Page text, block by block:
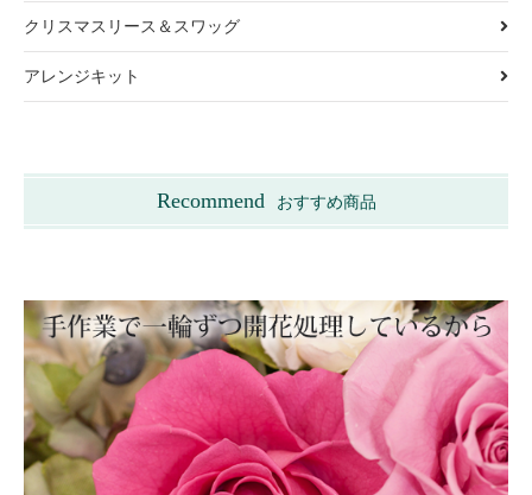
クリスマスリース＆スワッグ
アレンジキット
Recommend おすすめ商品